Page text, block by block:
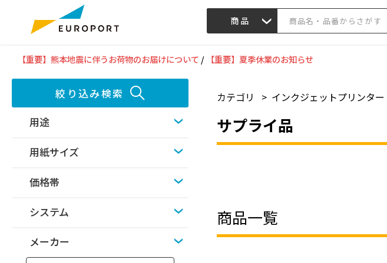
商品
【重要】熊本地震に伴うお荷物のお届けについて / 【重要】夏季休業のお知らせ
絞り込み検索
用途
用紙サイズ
価格帯
システム
メーカー
カテゴリ > インクジェットプリンター
サプライ品
商品一覧